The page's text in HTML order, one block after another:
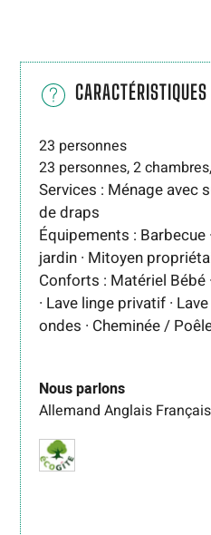
CARACTÉRISTIQUES
23 personnes
23 personnes, 2
Services : Ménage avec
de draps
Équipements : Barbecue
jardin · Mitoyen
Conforts : Matériel Bébé
· Lave linge privatif ·
ondes · Cheminée /
Nous parlons
Allemand Anglais Français